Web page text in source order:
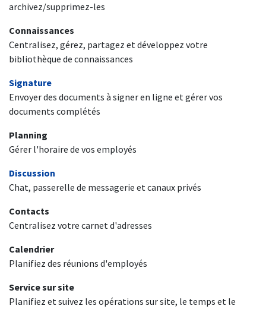
archivez/supprimez-les
Connaissances
Centralisez, gérez, partagez et développez votre
bibliothèque de connaissances
Signature
Envoyer des documents à signer en ligne et gérer vos
documents complétés
Planning
Gérer l'horaire de vos employés
Discussion
Chat, passerelle de messagerie et canaux privés
Contacts
Centralisez votre carnet d'adresses
Calendrier
Planifiez des réunions d'employés
Service sur site
Planifiez et suivez les opérations sur site, le temps et le